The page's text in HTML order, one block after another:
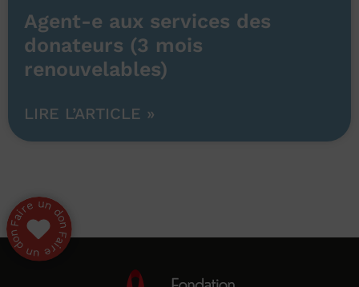
Agent-e aux services des
donateurs (3 mois
renouvelables)
LIRE L’ARTICLE »